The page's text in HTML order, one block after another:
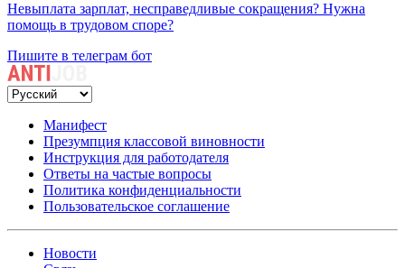
Невыплата зарплат, несправедливые сокращения? Нужна
помощь в трудовом споре?
Пишите в телеграм бот
Манифест
Презумпция классовой виновности
Инструкция для работодателя
Ответы на частые вопросы
Политика конфиденциальности
Пользовательское соглашение
Новости